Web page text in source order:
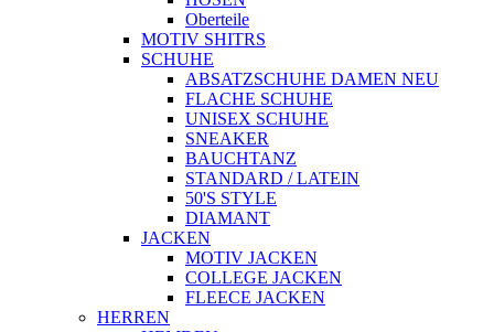
Oberteile
MOTIV SHITRS
SCHUHE
ABSATZSCHUHE DAMEN NEU
FLACHE SCHUHE
UNISEX SCHUHE
SNEAKER
BAUCHTANZ
STANDARD / LATEIN
50'S STYLE
DIAMANT
JACKEN
MOTIV JACKEN
COLLEGE JACKEN
FLEECE JACKEN
HERREN